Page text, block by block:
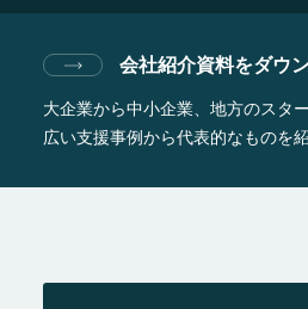
会社紹介資料をダウ
大企業から中小企業、地方のスタ
広い支援事例から代表的なものを